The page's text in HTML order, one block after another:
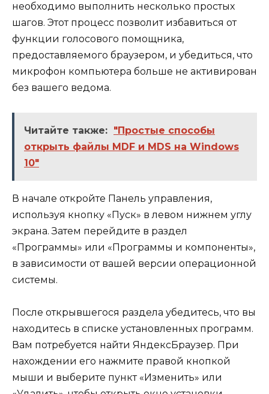
необходимо выполнить несколько простых
шагов. Этот процесс позволит избавиться от
функции голосового помощника,
предоставляемого браузером, и убедиться, что
микрофон компьютера больше не активирован
без вашего ведома.
Читайте также: "Простые способы
открыть файлы MDF и MDS на Windows
10"
В начале откройте Панель управления,
используя кнопку «Пуск» в левом нижнем углу
экрана. Затем перейдите в раздел
«Программы» или «Программы и компоненты»,
в зависимости от вашей версии операционной
системы.
После открывшегося раздела убедитесь, что вы
находитесь в списке установленных программ.
Вам потребуется найти ЯндексБраузер. При
нахождении его нажмите правой кнопкой
мыши и выберите пункт «Изменить» или